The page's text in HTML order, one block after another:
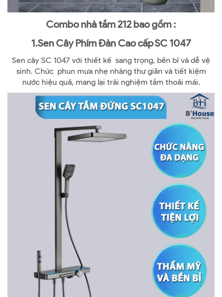
Combo nhà tắm 212 bao gồm :
1.Sen Cây Phím Đàn Cao cấp SC 1047
Sen cây SC 1047 với thiết kế sang trọng, bền bỉ và dễ vệ
sinh. Chức phun mưa nhẹ nhàng thư giãn và tiết kiệm
nước hiệu quả, mang lại trải nghiệm tắm thoải mái.